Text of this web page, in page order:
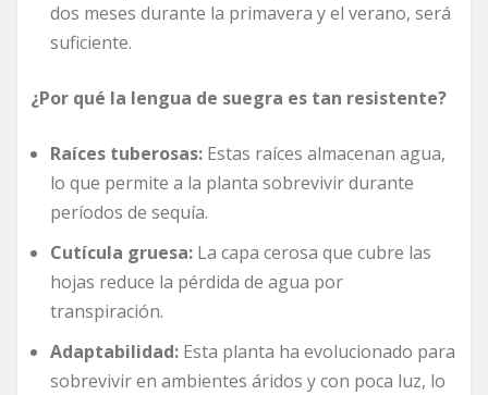
dos meses durante la primavera y el verano, será
suficiente.
¿Por qué la lengua de suegra es tan resistente?
Raíces tuberosas: Estas raíces almacenan agua,
lo que permite a la planta sobrevivir durante
períodos de sequía.
Cutícula gruesa: La capa cerosa que cubre las
hojas reduce la pérdida de agua por
transpiración.
Adaptabilidad: Esta planta ha evolucionado para
sobrevivir en ambientes áridos y con poca luz, lo